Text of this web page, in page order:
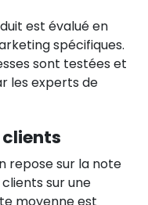
est évalué en
spécifiques.
sont testées et
les experts de
repose sur la note
sur une